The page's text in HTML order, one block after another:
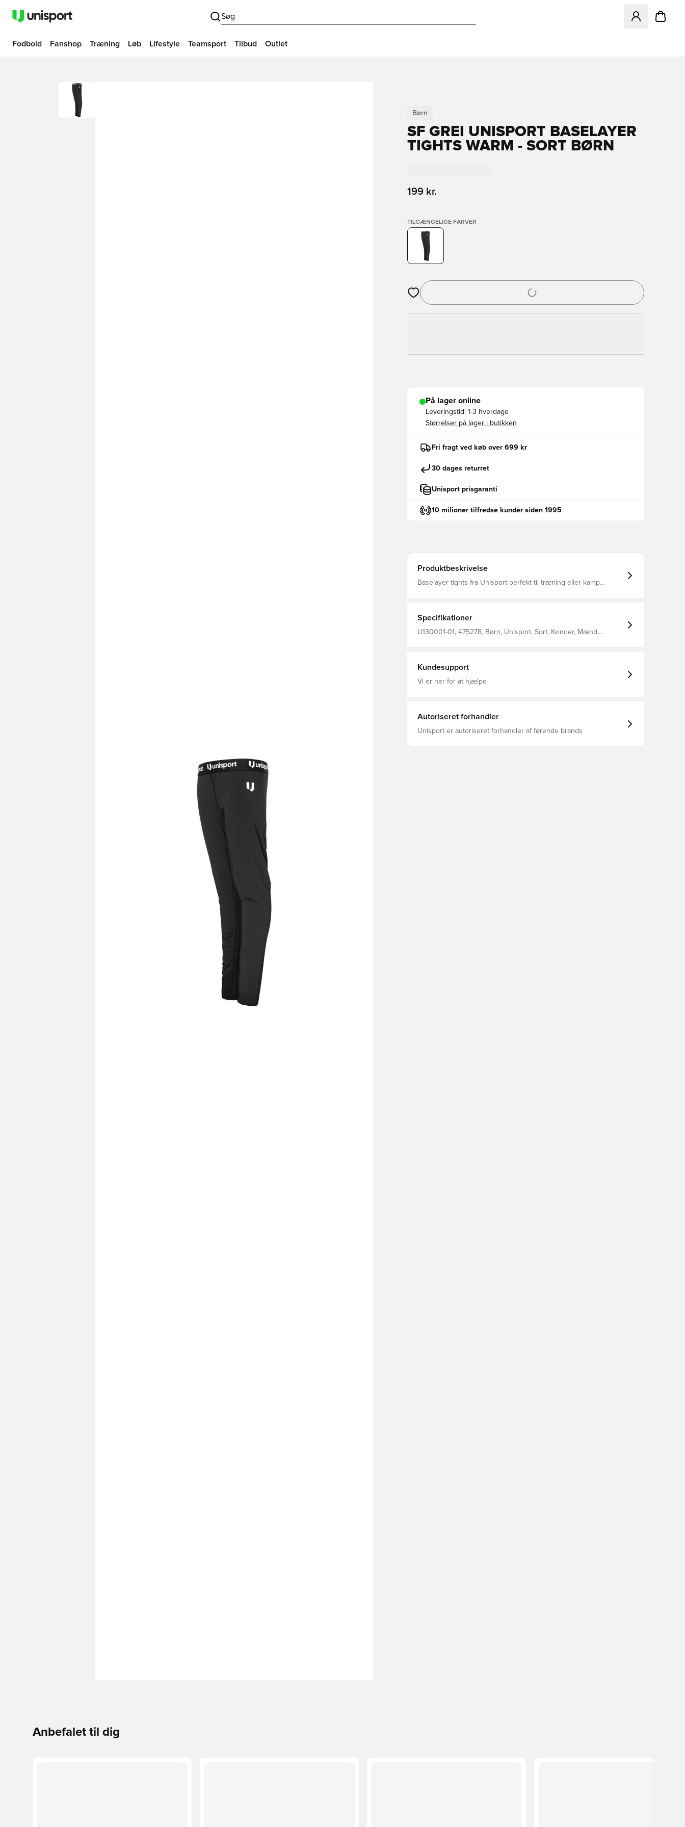
Søg
Åbner en
Fodbold Fanshop Træning Løb Lifestyle Teamsport Tilbud Outlet
Børn
SF GREI UNISPORT BASELAYER
TIGHTS WARM - SORT BØRN
199 kr.
TILGÆNGELIGE FARVER
Åbner en Modal til at logge ind eller tilmelde dig som medlem
På lager online
Leveringstid: 1-3 hverdage
Størrelser på lager i butikken
Fri fragt ved køb over 699 kr
30 dages returret
Unisport prisgaranti
10 milioner tilfredse kunder siden 1995
Produktbeskrivelse
Baselayer tights fra Unisport perfekt til træning eller kamp
elastiske linning kan strækkes for optimalt fit Fremstillet i 92%
polyester og 8% spandex
Specifikationer
U130001-01, 475278, Børn, Unisport, Sort, Kvinder, Mænd,
Kundesupport
Vi er her for at hjælpe
Autoriseret forhandler
Unisport er autoriseret forhandler af førende brands
Anbefalet til dig